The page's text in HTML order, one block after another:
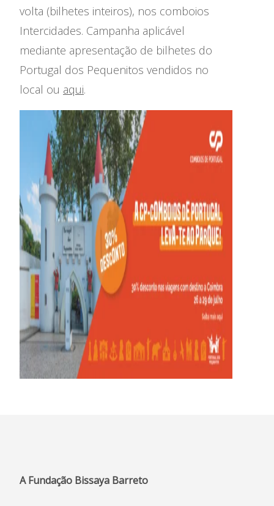
volta (bilhetes inteiros), nos comboios
Intercidades. Campanha aplicável
mediante apresentação de bilhetes do
Portugal dos Pequenitos vendidos no
local ou aqui.
A Fundação Bissaya Barreto